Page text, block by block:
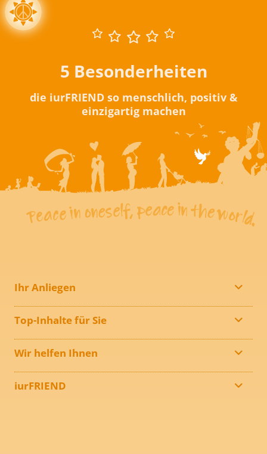
5 Besonderheiten
die iurFRIEND so menschlich, positiv &
einzigartig machen
Ihr Anliegen
Top-Inhalte für Sie
Wir helfen Ihnen
iurFRIEND